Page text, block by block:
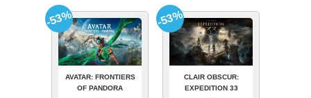
AVATAR: FRONTIERS
OF PANDORA
-53%
CLAIR OBSCUR:
EXPEDITION 33
-53%